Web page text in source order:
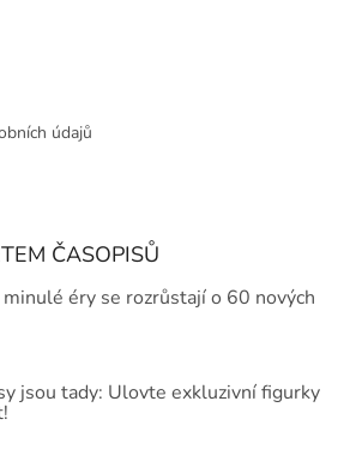
údajů
ČASOPISŮ
éry se rozrůstají o 60 nových
jsou tady: Ulovte exkluzivní figurky